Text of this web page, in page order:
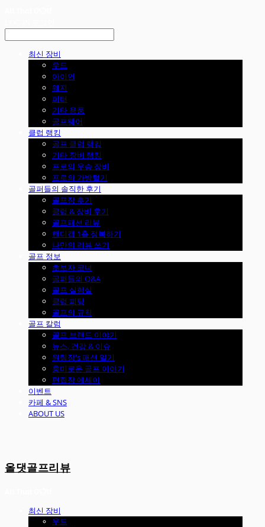
최신 장비
우드
아이언
웨지
퍼터
기타 용품
골프웨어
클럽 랭킹
골프 클럽 랭킹
기타 장비 랭킹
프로의 우승 장비
프로의 가방털기
골퍼들의 솔직한 후기
골프장 후기
클럽 & 장비 후기
골프패션 리뷰
핸디캡 1홀 정복하기
나만의 리뷰 쓰기
골프 정보
초보자 코너
골퍼들의 Q&A
골프 실험실
클럽 피팅
골프의 규칙
골프 칼럼
골프 브랜드 이야기
뉴스, 건강 & 이슈
원팀장's 패션 일기
흥미로운 골프 이야기
편집장 에세이
이벤트
카페 & SNS
ABOUT US
올댓골프리뷰
최신 장비
우드